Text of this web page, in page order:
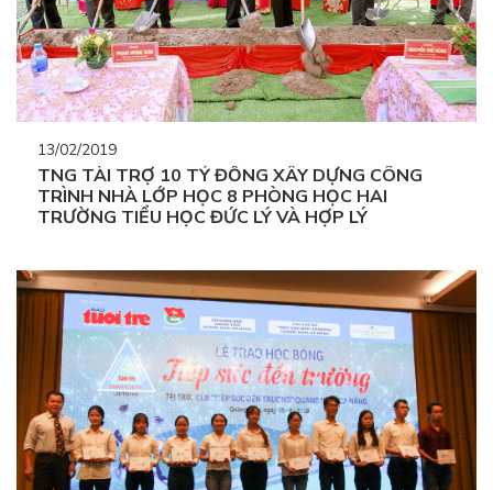
13/02/2019
TNG TÀI TRỢ 10 TỶ ĐỒNG XÂY DỰNG CÔNG
TRÌNH NHÀ LỚP HỌC 8 PHÒNG HỌC HAI
TRƯỜNG TIỂU HỌC ĐỨC LÝ VÀ HỢP LÝ